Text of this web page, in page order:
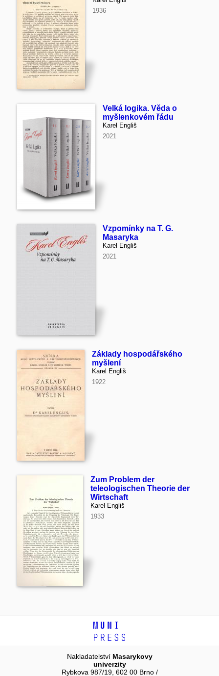
1936
Velká logika. Věda o
myšlenkovém řádu
Karel Engliš
2021
Vzpomínky na T. G.
Masaryka
Karel Engliš
2021
Základy hospodářského
myšlení
Karel Engliš
1922
Zum Problem der
teleologischen Theorie der
Wirtschaft
Karel Engliš
1933
Nakladatelství Masarykovy
univerzity
Rybkova 987/19, 602 00 Brno /